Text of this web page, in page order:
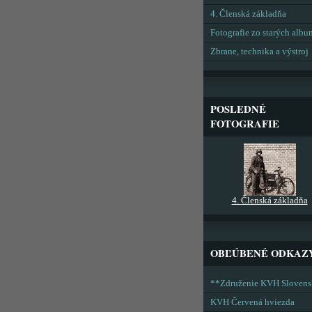
4. Členská základňa
Fotografie zo starých
Zbrane, technika a výstroj
POSLEDNÉ
FOTOGRAFIE
4. Členská základňa
OBĽÚBENÉ
**Združenie KVH
KVH Červená hviezda